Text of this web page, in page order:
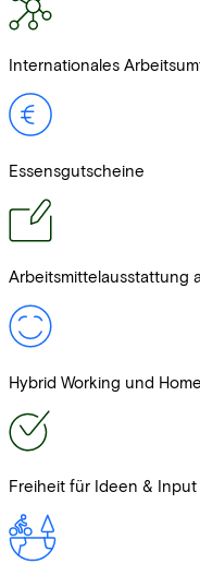
Internationales
Essensgutscheine
Arbeitsmittelausstattung
Hybrid Working und
Freiheit für Ideen & Input